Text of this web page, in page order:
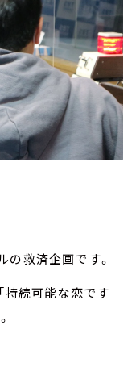
救済企画です。
持続可能な恋です